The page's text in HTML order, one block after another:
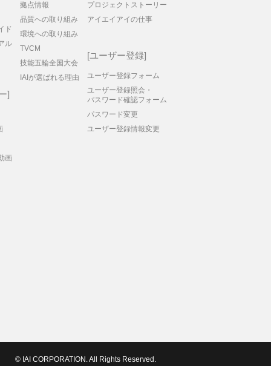
ド
ル
画
拠点情報
品質への取り組み
環境への取り組み
TVCM
技能五輪全国大会
IAIが選ばれる理由
プロジェクトストーリー
アイエイアイの仕事
ユーザー登録
ユーザー登録フォーム
ユーザー登録照会・
パスワード確認フォーム
パスワード変更
ユーザー登録情報変更
© IAI CORPORATION. All Rights Reserved.